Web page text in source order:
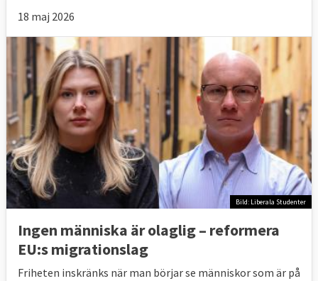
18 maj 2026
Bild: Liberala Studenter
Ingen människa är olaglig – reformera
EU:s migrationslag
Friheten inskränks när man börjar se människor som är på